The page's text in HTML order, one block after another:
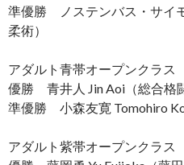
準優勝 ノステンバス・サイ
柔術）
アダルト青帯オープンクラス
優勝 青井人 Jin Aoi（総合格
準優勝 小森友寛 Tomohiro
アダルト紫帯オープンクラス